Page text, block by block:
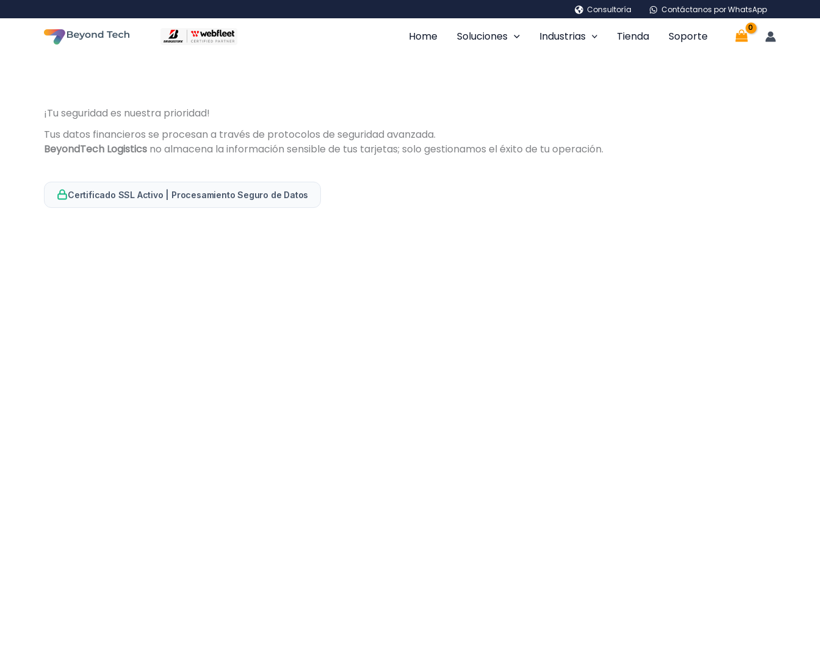
al
contenido
Consultoría Contáctanos por WhatsApp
Home Soluciones Industrias Tienda Soporte
¡Tu seguridad es nuestra prioridad!
Tus datos financieros se procesan a través de protocolos de seguridad avanzada.
BeyondTech Logistics no almacena la información sensible de tus tarjetas; solo gestionamos el éxito de tu operación.
Certificado SSL Activo | Procesamiento Seguro de Datos